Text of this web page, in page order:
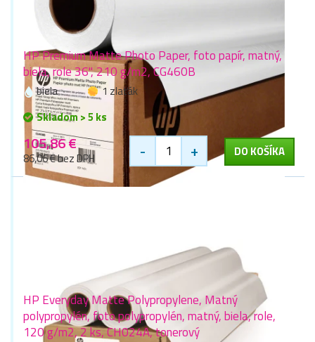
HP Premium Matte Photo Paper, foto papír, matný,
biela, role 36", 210 g/m2, CG460B
biela
1 zlaťák
Skladom > 5 ks
105,86 €
86,06 € bez DPH - + DO KOŠÍKA
HP Everyday Matte Polypropylene, Matný
polypropylén, foto polypropylén, matný, biela, role,
120 g/m2, 2 ks, CH024A, tonerový